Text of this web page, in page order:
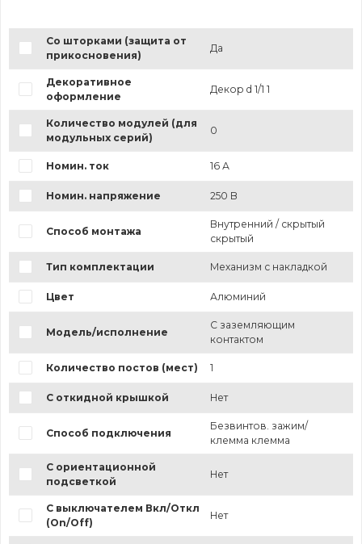
Со шторками (защита от
прикосновения)
Да
Декоративное
оформление
Декор d 1/1 1
Количество модулей (для
модульных серий)
0
Номин. ток 16 А
Номин. напряжение 250 В
Способ монтажа
Внутренний / скрытый
скрытый
Тип комплектации Механизм с накладкой
Цвет Алюминий
Модель/исполнение
С заземляющим
контактом
Количество постов (мест) 1
С откидной крышкой Нет
Способ подключения
Безвинтов. зажим/
клемма клемма
С ориентационной
подсветкой
Нет
С выключателем Вкл/Откл
(On/Off)
Нет